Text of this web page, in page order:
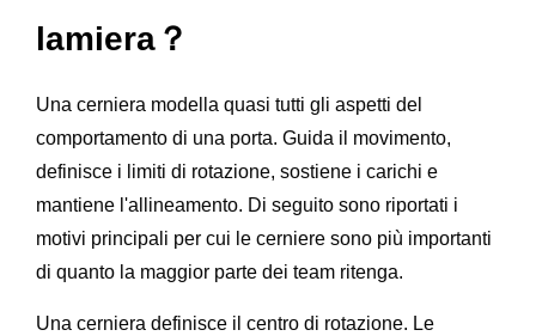
lamiera？
Una cerniera modella quasi tutti gli aspetti del
comportamento di una porta. Guida il movimento,
definisce i limiti di rotazione, sostiene i carichi e
mantiene l'allineamento. Di seguito sono riportati i
motivi principali per cui le cerniere sono più importanti
di quanto la maggior parte dei team ritenga.
Una cerniera definisce il centro di rotazione. Le